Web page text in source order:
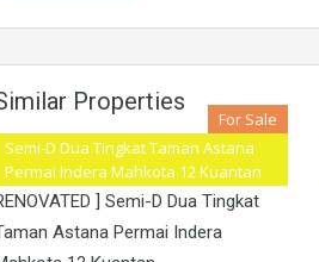
Properties
Semi-D Dua Tingkat Taman Astana
Permai Indera Mahkota 12 Kuantan
For Sale
[ ENDLOT FULLY FURNISHED &
] Semi-D Dua Tingkat
Astana Permai Indera